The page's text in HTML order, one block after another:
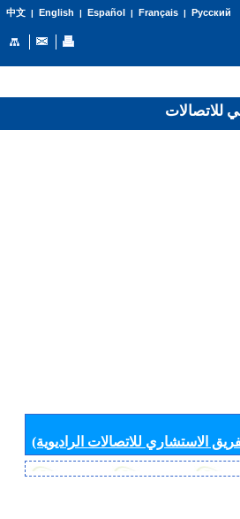
中文| English | Español | Français| Русский
الاستشاري للاتصالات الراديوية)
للاتصالات